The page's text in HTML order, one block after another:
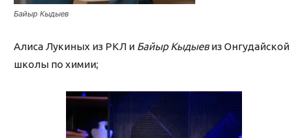
Байыр Кыдыев
Алиса Лукиных из РКЛ и Байыр Кыдыевиз Онгудайской
школы по химии;